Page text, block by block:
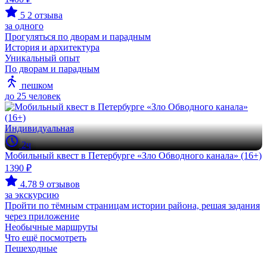
5 2 отзыва
за одного
Прогуляться по дворам и парадным
История и архитектура
Уникальный опыт
По дворам и парадным
пешком
до 25 человек
Индивидуальная
2ч
Мобильный квест в Петербурге «Зло Обводного канала» (16+)
1390 ₽
4.78 9 отзывов
за экскурсию
Пройти по тёмным страницам истории района, решая задания
через приложение
Необычные маршруты
Что ещё посмотреть
Пешеходные